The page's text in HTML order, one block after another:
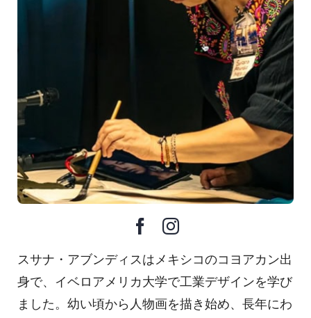
スサナ・アブンディスはメキシコのコヨアカン出
身で、イベロアメリカ大学で工業デザインを学び
ました。幼い頃から人物画を描き始め、長年にわ